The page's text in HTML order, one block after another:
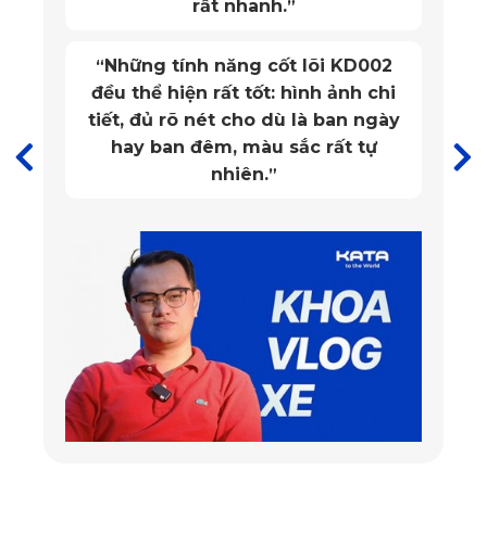
Áo ghế ô tô i10 mang đến nhiều lựa chọn về màu sắc và
kiểu dáng, từ phong cách sang trọng, lịch lãm đến trẻ trung,
năng động. Chủ xe có thể dễ dàng lựa chọn mẫu áo phù
hợp với sở thích cá nhân hoặc tông màu nội thất của xe.
rất nhanh.”
“ Những tính năng cốt lõi KD002
đều thể hiện rất tốt: hình ảnh chi
tiết, đủ rõ nét cho dù là ban ngày
hay ban đêm, màu sắc rất tự
nhiên.”